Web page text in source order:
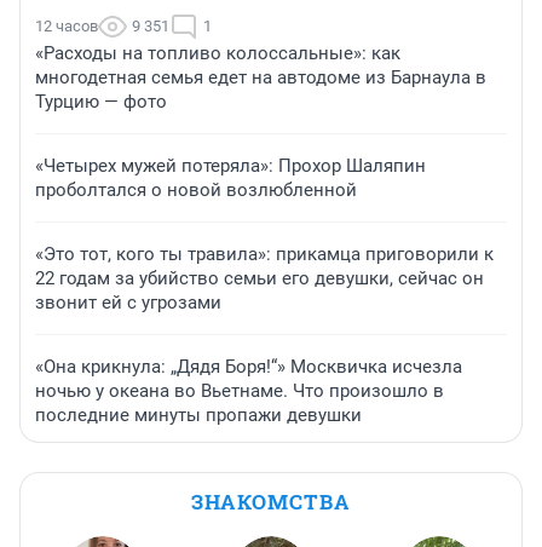
12 часов 9 351 1
«Расходы на топливо колоссальные»: как
многодетная семья едет на автодоме из Барнаула в
Турцию — фото
«Четырех мужей потеряла»: Прохор Шаляпин
проболтался о новой возлюбленной
«Это тот, кого ты травила»: прикамца приговорили к
22 годам за убийство семьи его девушки, сейчас он
звонит ей с угрозами
«Она крикнула: „Дядя Боря!“» Москвичка исчезла
ночью у океана во Вьетнаме. Что произошло в
последние минуты пропажи девушки
ЗНАКОМСТВА